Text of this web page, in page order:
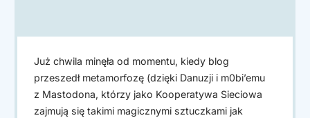
Już chwila minęła od momentu, kiedy blog
przeszedł metamorfozę (dzięki Danuzji i m0bi’emu
z Mastodona, którzy jako Kooperatywa Sieciowa
zajmują się takimi magicznymi sztuczkami jak